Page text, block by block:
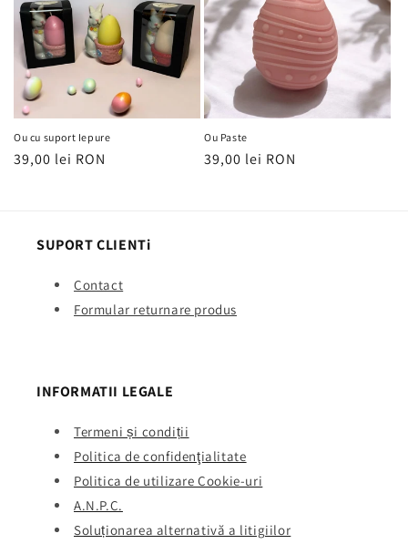
Ou cu suport Iepure
Regular
39,00 lei RON
Ou Paste
Regular
39,00 lei RON
SUPORT CLIENTi
Contact
Formular returnare produs
INFORMATII LEGALE
Termeni și condiții
Politica de confidenţialitate
Politica de utilizare Cookie-uri
A.N.P.C.
Soluționarea alternativă a litigiilor